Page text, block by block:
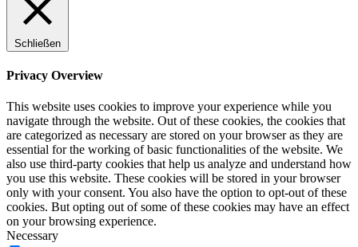
Schließen
Privacy Overview
This website uses cookies to improve your experience while you
navigate through the website. Out of these cookies, the cookies that
are categorized as necessary are stored on your browser as they are
essential for the working of basic functionalities of the website. We
also use third-party cookies that help us analyze and understand how
you use this website. These cookies will be stored in your browser
only with your consent. You also have the option to opt-out of these
cookies. But opting out of some of these cookies may have an effect
on your browsing experience.
Necessary